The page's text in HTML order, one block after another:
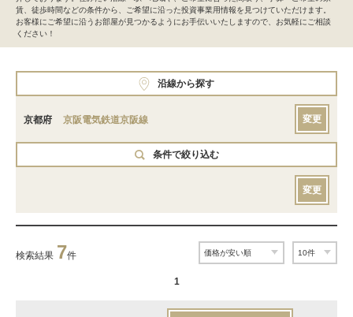
賃、徒歩時間などの条件から、ご希望に沿った投資事業用情報を見つけていただけます。
お客様にご希望に沿うお部屋が見つかるようにお手伝いいたしますので、お気軽にご相談
ください！
沿線から探す
京都府 京阪電気鉄道京阪線 変更
条件で絞り込む
変更
検索結果 7件
1